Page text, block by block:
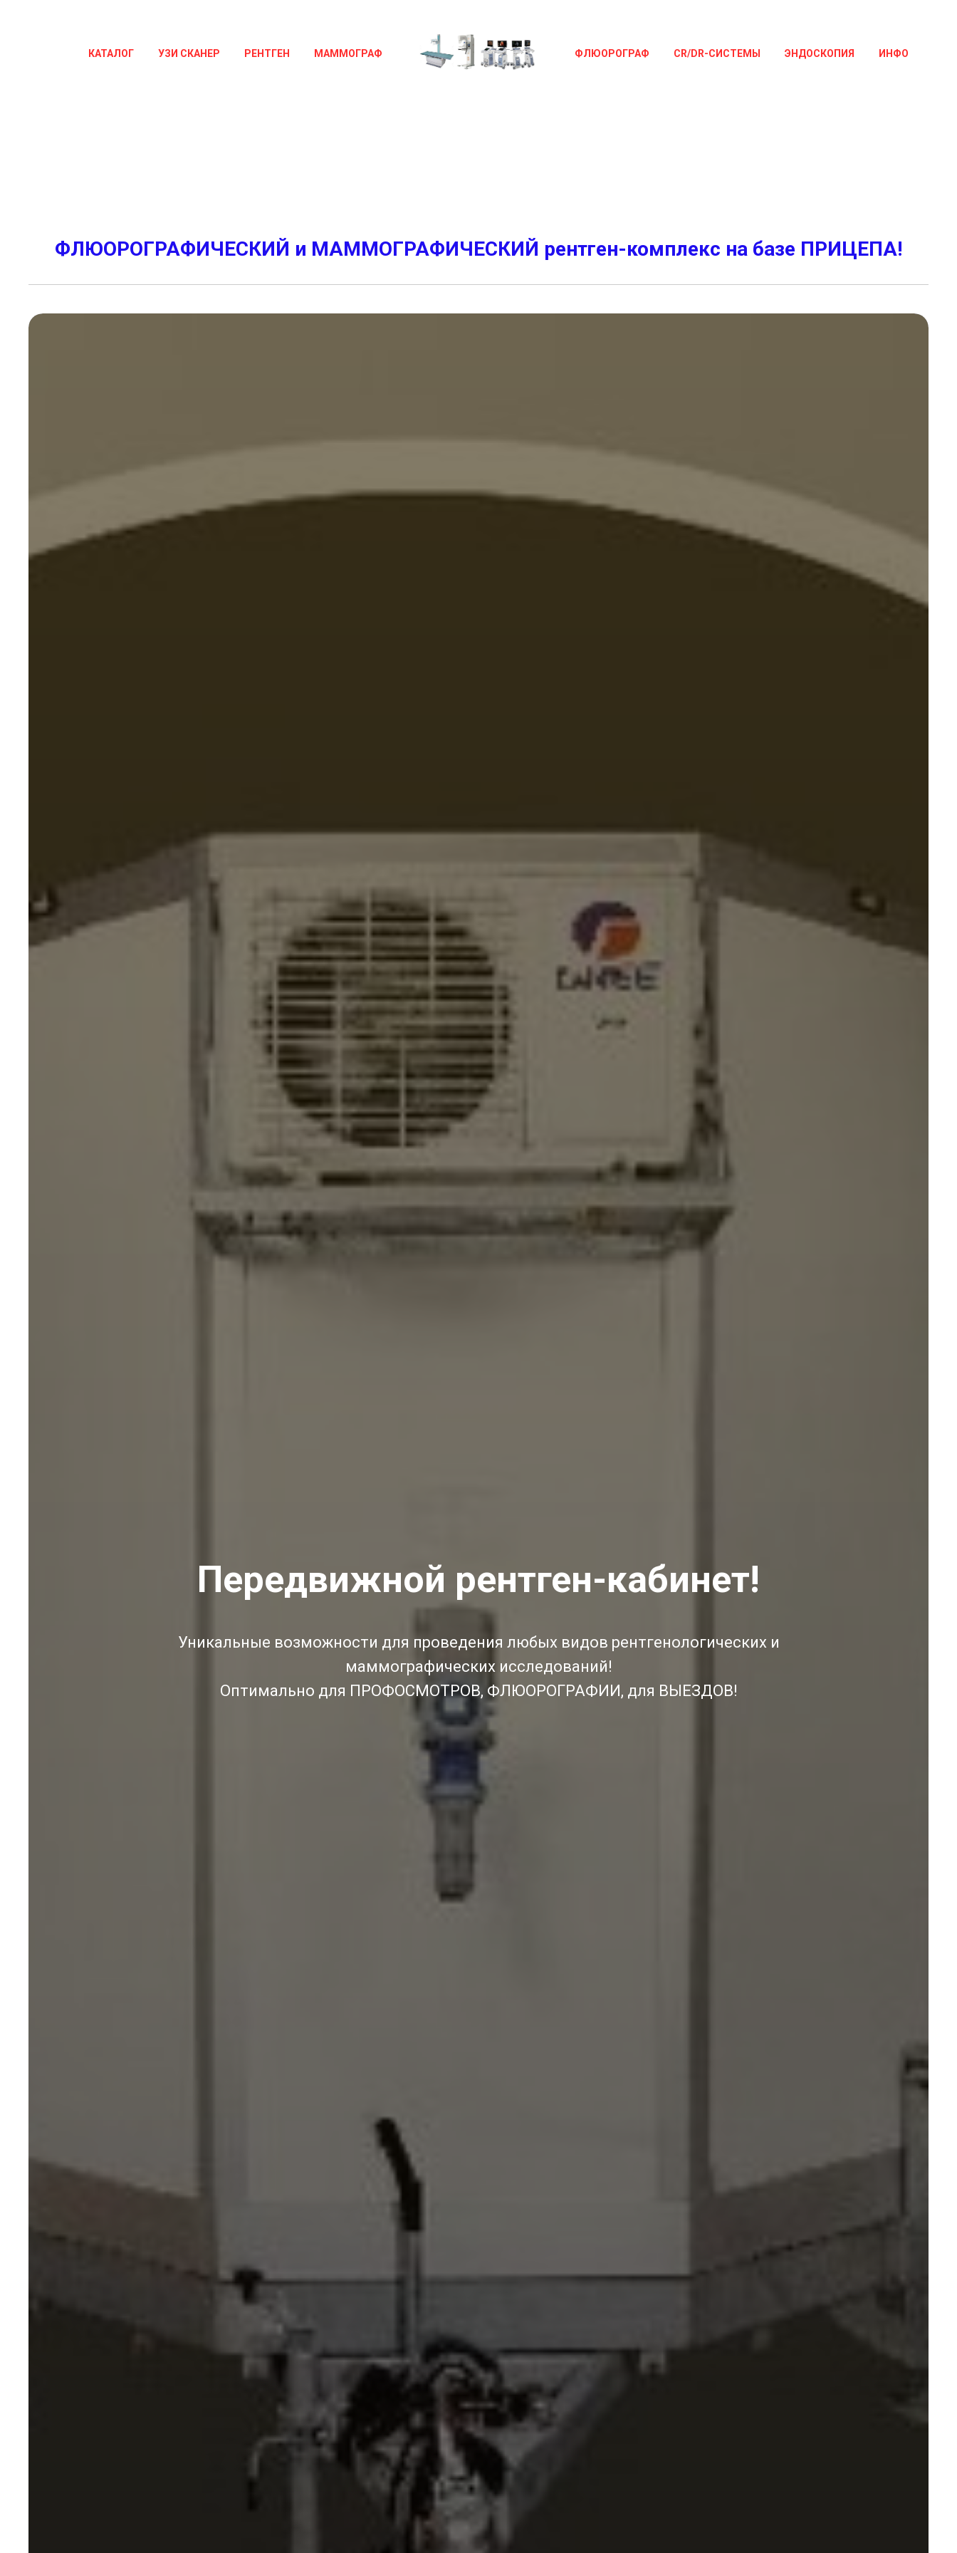
КАТАЛОГ УЗИ СКАНЕР РЕНТГЕН МАММОГРАФ ФЛЮОРОГРАФ CR/DR-СИСТЕМЫ ЭНДОСКОПИЯ ИНФО
ФЛЮОРОГРАФИЧЕСКИЙ и МАММОГРАФИЧЕСКИЙ рентген-комплекс на базе ПРИЦЕПА!
Передвижной рентген-кабинет!
Уникальные возможности для проведения любых видов рентгенологических и
маммографических исследований!
Оптимально для ПРОФОСМОТРОВ, ФЛЮОРОГРАФИИ, для ВЫЕЗДОВ!